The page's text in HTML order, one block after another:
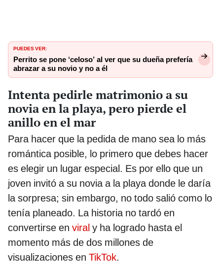
PUEDES VER:
Perrito se pone ‘celoso’ al ver que su dueña prefería
abrazar a su novio y no a él
Intenta pedirle matrimonio a su
novia en la playa, pero pierde el
anillo en el mar
Para hacer que la pedida de mano sea lo más
romántica posible, lo primero que debes hacer
es elegir un lugar especial. Es por ello que un
joven invitó a su novia a la playa donde le daría
la sorpresa; sin embargo, no todo salió como lo
tenía planeado. La historia no tardó en
convertirse en viral y ha logrado hasta el
momento más de dos millones de
visualizaciones en TikTok.